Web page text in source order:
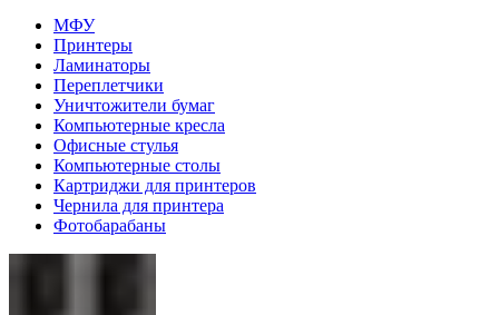
МФУ
Принтеры
Ламинаторы
Переплетчики
Уничтожители бумаг
Компьютерные кресла
Офисные стулья
Компьютерные столы
Картриджи для принтеров
Чернила для принтера
Фотобарабаны